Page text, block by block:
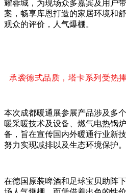
耀蓉城，为现场众多嘉宾及用户
案，畅享库恩打造的家居环境和
观众的评价，人气爆棚。
承袭德式品质，塔卡系列受热捧
本次成都暖通展参展产品涉及多
暖采暖技术及设备、燃气电热锅
备，旨在宣传国内外暖通行业新
努力实现减排以及生态环境保护。
在德国原装啤酒和足球宝贝助阵